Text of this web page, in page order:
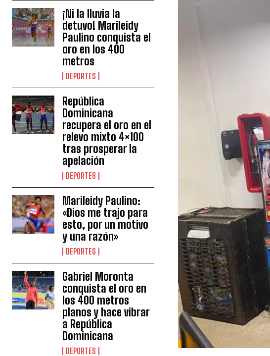
¡Ni la lluvia la
detuvo! Marileidy
Paulino conquista el
oro en los 400
metros
DEPORTES
República
Dominicana
recupera el oro en el
relevo mixto 4×100
tras prosperar la
apelación
DEPORTES
Marileidy Paulino:
«Dios me trajo para
esto, por un motivo
y una razón»
DEPORTES
Gabriel Moronta
conquista el oro en
los 400 metros
planos y hace vibrar
a República
Dominicana
DEPORTES